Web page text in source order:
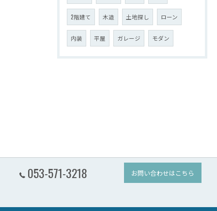
2階建て 木造 土地探し ローン
内装 平屋 ガレージ モダン
053-571-3218 お問い合わせはこちら